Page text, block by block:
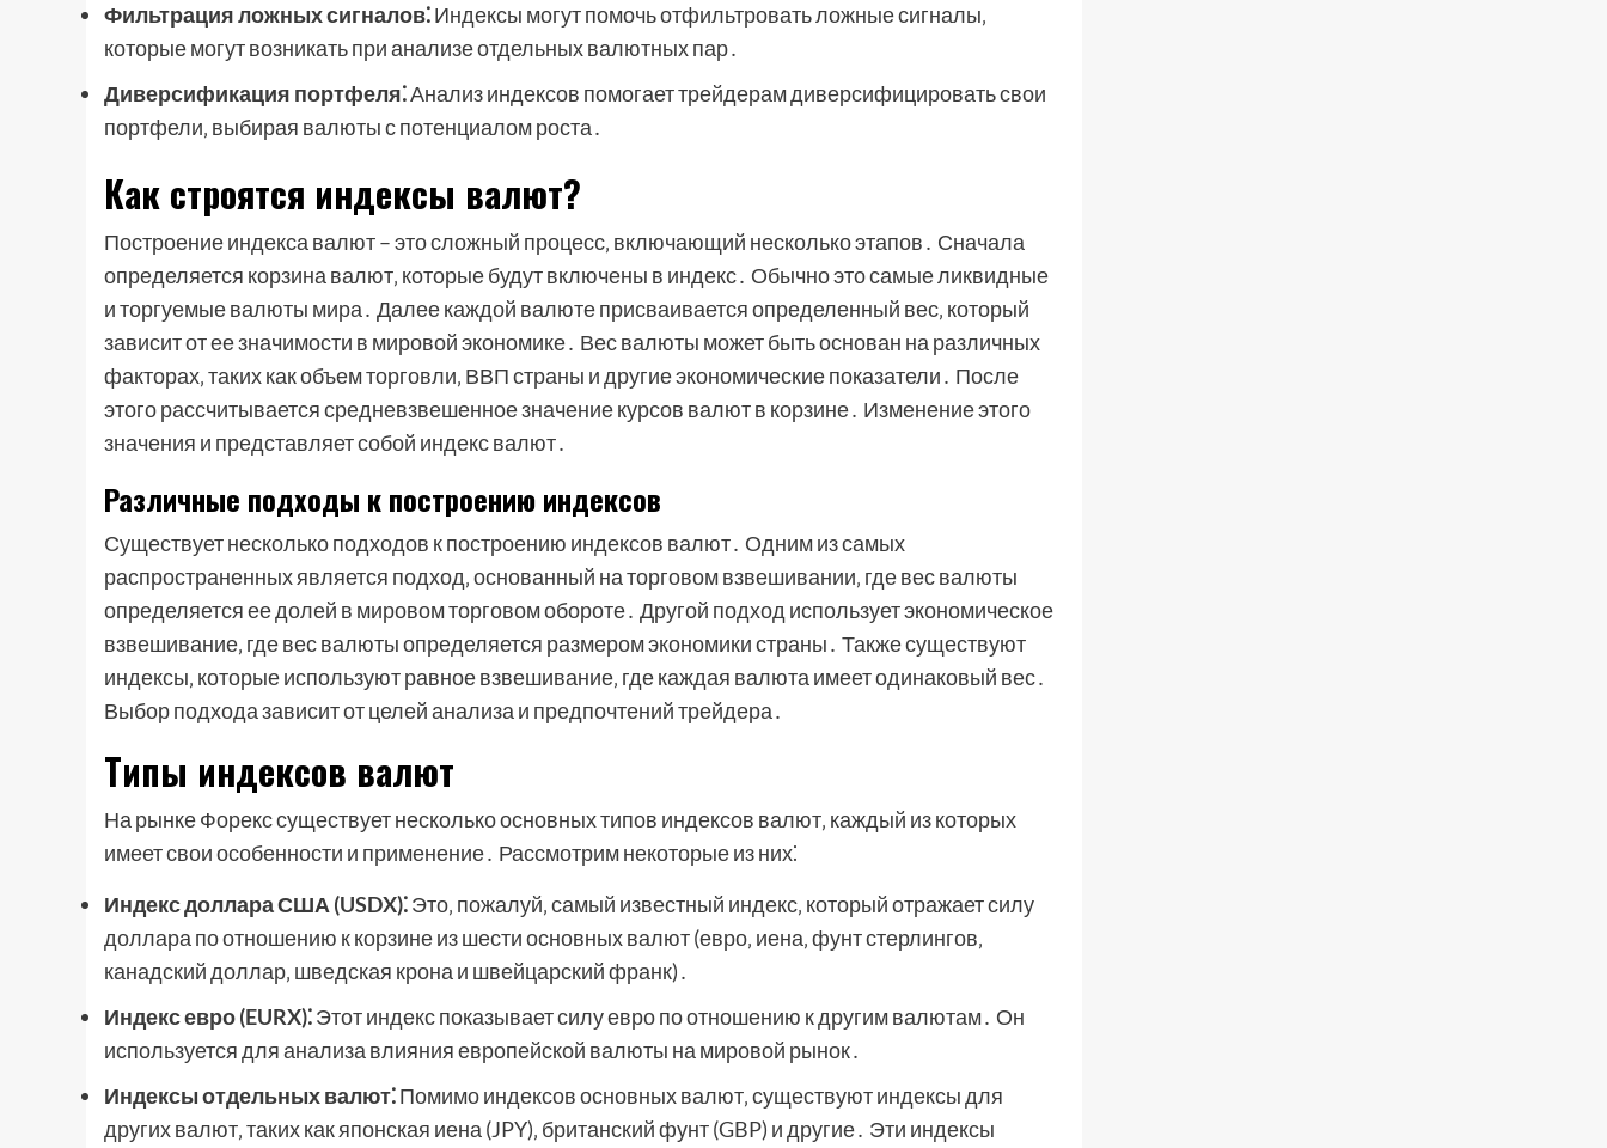
Фильтрация ложных сигналов⁚Индексы могут помочь отфильтровать ложные сигналы‚
которые могут возникать при анализе отдельных валютных пар․
Диверсификация портфеля⁚Анализ индексов помогает трейдерам диверсифицировать свои
портфели‚ выбирая валюты с потенциалом роста․
Как строятся индексы валют?
Построение индекса валют – это сложный процесс‚ включающий несколько этапов․ Сначала
определяется корзина валют‚ которые будут включены в индекс․ Обычно это самые ликвидные
и торгуемые валюты мира․ Далее каждой валюте присваивается определенный вес‚ который
зависит от ее значимости в мировой экономике․ Вес валюты может быть основан на различных
факторах‚ таких как объем торговли‚ ВВП страны и другие экономические показатели․ После
этого рассчитывается средневзвешенное значение курсов валют в корзине․ Изменение этого
значения и представляет собой индекс валют․
Различные подходы к построению индексов
Существует несколько подходов к построению индексов валют․ Одним из самых
распространенных является подход‚ основанный на торговом взвешивании‚ где вес валюты
определяется ее долей в мировом торговом обороте․ Другой подход использует экономическое
взвешивание‚ где вес валюты определяется размером экономики страны․ Также существуют
индексы‚ которые используют равное взвешивание‚ где каждая валюта имеет одинаковый вес․
Выбор подхода зависит от целей анализа и предпочтений трейдера․
Типы индексов валют
На рынке Форекс существует несколько основных типов индексов валют‚ каждый из которых
имеет свои особенности и применение․ Рассмотрим некоторые из них⁚
Индекс доллара США (USDX)⁚Это‚ пожалуй‚ самый известный индекс‚ который отражает силу
доллара по отношению к корзине из шести основных валют (евро‚ иена‚ фунт стерлингов‚
канадский доллар‚ шведская крона и швейцарский франк)․
Индекс евро (EURX)⁚Этот индекс показывает силу евро по отношению к другим валютам․ Он
используется для анализа влияния европейской валюты на мировой рынок․
Индексы отдельных валют⁚Помимо индексов основных валют‚ существуют индексы для
других валют‚ таких как японская иена (JPY)‚ британский фунт (GBP) и другие․ Эти индексы